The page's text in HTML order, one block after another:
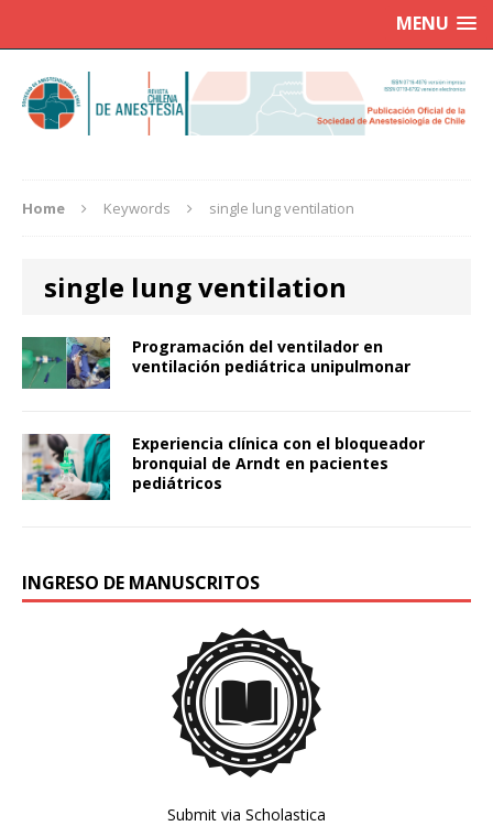
MENU
Home Keywords single lung ventilation
single lung ventilation
Programación del ventilador en
ventilación pediátrica unipulmonar
Experiencia clínica con el bloqueador
bronquial de Arndt en pacientes
pediátricos
INGRESO DE MANUSCRITOS
Submit via Scholastica